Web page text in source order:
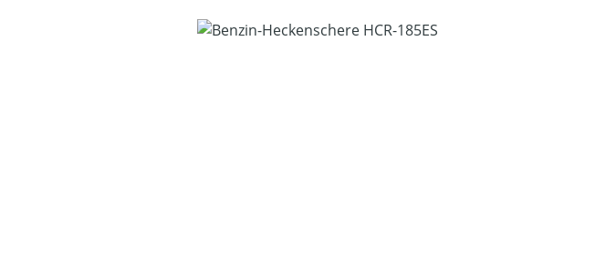
Bildergalerie überspringen